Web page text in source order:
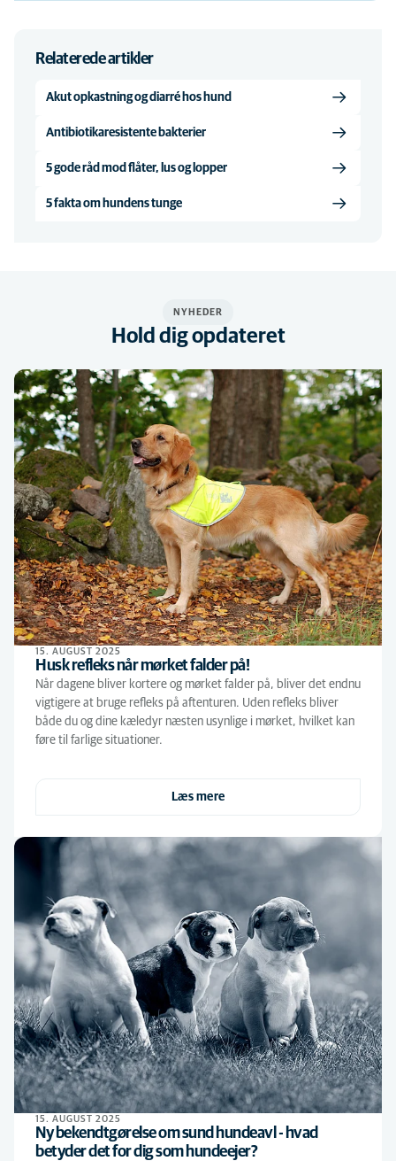
Relaterede artikler
Akut opkastning og diarré hos hund
Antibiotikaresistente bakterier
5 gode råd mod flåter, lus og lopper
5 fakta om hundens tunge
NYHEDER
Hold dig opdateret
15. AUGUST 2025
Husk refleks når mørket falder på!
Når dagene bliver kortere og mørket falder på, bliver det endnu
vigtigere at bruge refleks på aftenturen. Uden refleks bliver
både du og dine kæledyr næsten usynlige i mørket, hvilket kan
føre til farlige situationer.
Læs mere
15. AUGUST 2025
Ny bekendtgørelse om sund hundeavl - hvad
betyder det for dig som hundeejer?